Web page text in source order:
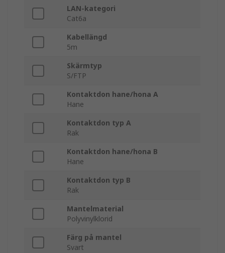
LAN-kategori
Cat6a
Kabellängd
5m
Skärmtyp
S/FTP
Kontaktdon hane/hona A
Hane
Kontaktdon typ A
Rak
Kontaktdon hane/hona B
Hane
Kontaktdon typ B
Rak
Mantelmaterial
Polyvinylklorid
Färg på mantel
Svart